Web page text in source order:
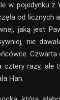
w pojedynku z
od licznych
jaką jest
nie
Czwarta
cztery razy, ale
Han.